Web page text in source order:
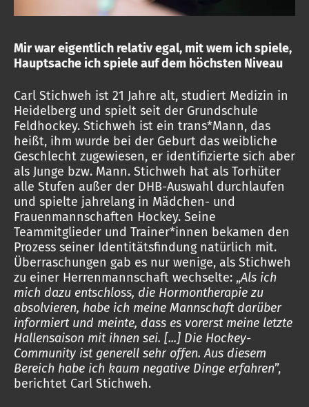
Mir war eigentlich relativ egal, mit wem ich spiele,
Hauptsache ich spiele auf dem höchsten Niveau
Carl Stichweh ist 21 Jahre alt, studiert Medizin in
Heidelberg und spielt seit der Grundschule
Feldhockey. Stichweh ist ein trans*Mann, das
heißt, ihm wurde bei der Geburt das weibliche
Geschlecht zugewiesen, er identifizierte sich aber
als Junge bzw. Mann. Stichweh hat als Torhüter
alle Stufen außer der DHB-Auswahl durchlaufen
und spielte jahrelang in Mädchen- und
Frauenmannschaften Hockey. Seine
Teammitglieder und Trainer*innen bekamen den
Prozess seiner Identitätsfindung natürlich mit.
Überraschungen gab es nur wenige, als Stichweh
zu einer Herrenmannschaft wechselte: „Als ich
mich dazu entschloss, die Hormontherapie zu
absolvieren, habe ich meine Mannschaft darüber
informiert und meinte, dass es vorerst meine letzte
Hallensaison mit ihnen sei. [...] Die Hockey-
Community ist generell sehr offen. Aus diesem
Bereich habe ich kaum negative Dinge erfahren”,
berichtet Carl Stichweh.